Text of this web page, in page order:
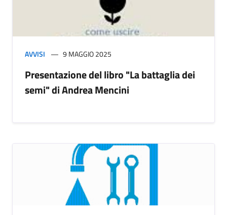
AVVISI 9 MAGGIO 2025
Presentazione del libro "La battaglia dei
semi" di Andrea Mencini